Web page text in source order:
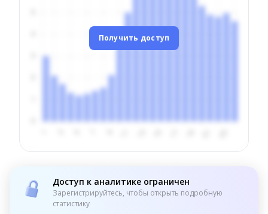
Получить доступ
Доступ к аналитике ограничен
Зарегистрируйтесь, чтобы открыть подробную
статистику